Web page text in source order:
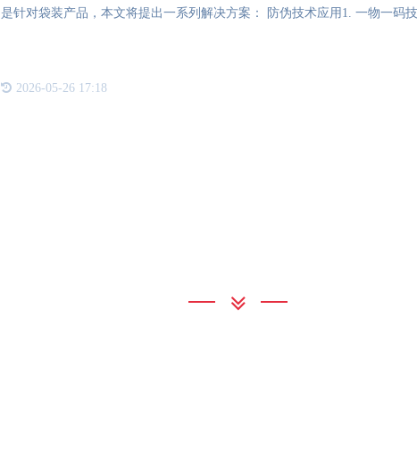
是针对袋装产品，本文将提出一系列解决方案： 防伪技术应用1. 一物一码
2026-05-26 17:18